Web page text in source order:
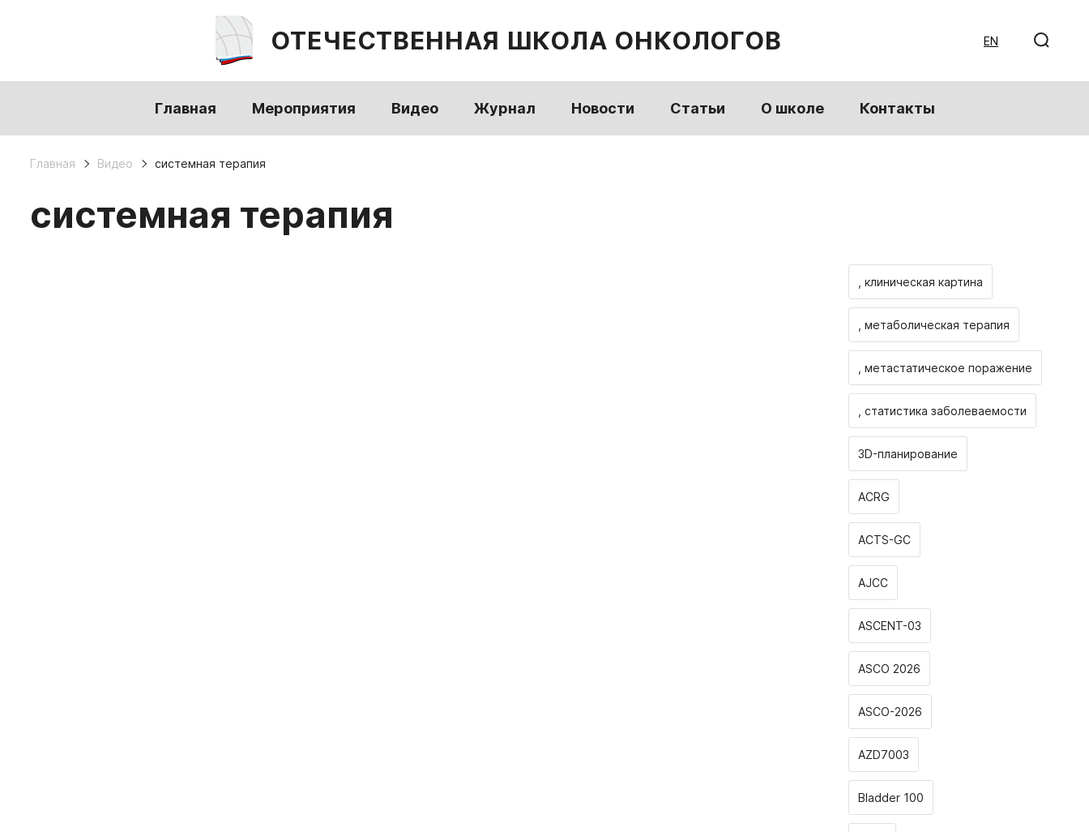
ОТЕЧЕСТВЕННАЯ ШКОЛА ОНКОЛОГОВ EN
Главная Мероприятия Видео Журнал Новости Статьи О школе Контакты
Главная Видео системная терапия
системная терапия
, клиническая картина
, метаболическая терапия
, метастатическое поражение
, статистика заболеваемости
3D-планирование
ACRG
ACTS-GC
AJCC
ASCENT-03
ASCO 2026
ASCO-2026
AZD7003
Bladder 100